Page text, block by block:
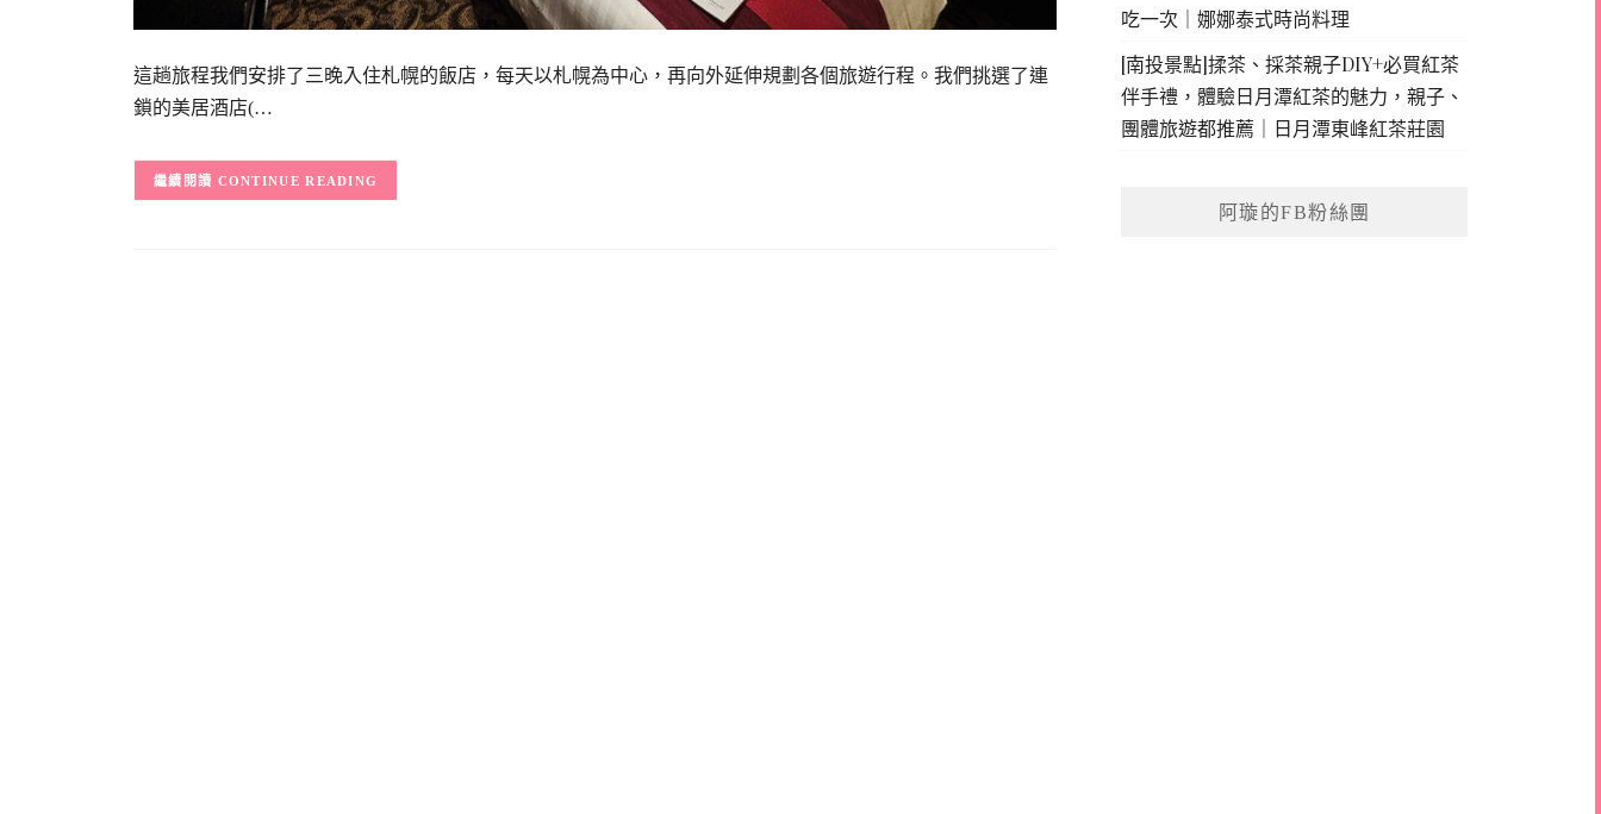
這趟旅程我們安排了三晚入住札幌的飯店，每天以札幌為中心，再向外延伸規劃各個旅遊行程。我們挑選了連
鎖的美居酒店(…
CONTINUE READING
吃一次｜娜娜泰式時尚料理
[南投景點]揉茶、採茶親子DIY+必買紅茶
伴手禮，體驗日月潭紅茶的魅力，親子、
團體旅遊都推薦｜日月潭東峰紅茶莊園
阿璇的FB粉絲團